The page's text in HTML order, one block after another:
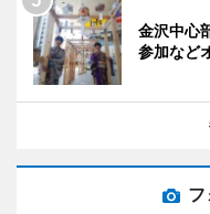
金沢中心
参加など